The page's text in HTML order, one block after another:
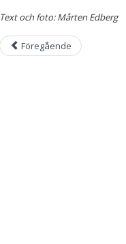
Text och foto: Mårten Edberg
Föregående